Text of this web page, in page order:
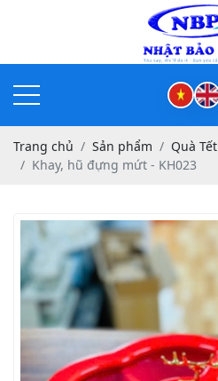
Trang chủ Sản phẩm Quà Tết
Khay, hũ đựng mứt - KH023